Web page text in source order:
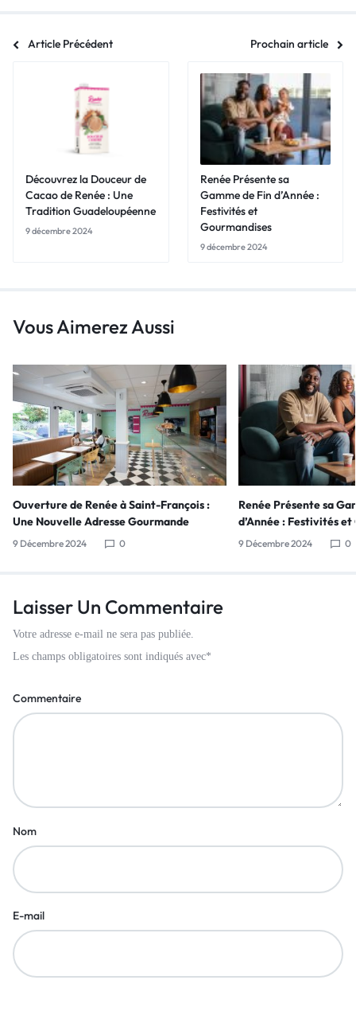
Article Précédent Prochain article
Découvrez la Douceur de
Cacao de Renée : Une
Tradition Guadeloupéenne
9 décembre 2024
Renée Présente sa
Gamme de Fin d’Année :
Festivités et
Gourmandises
9 décembre 2024
Vous Aimerez Aussi
Ouverture de Renée à Saint-François :
Une Nouvelle Adresse Gourmande
9 Décembre 2024 0
Renée Présente sa
d’Année : Festivités
9 Décembre 2024 0
Laisser Un Commentaire
Votre adresse e-mail ne sera pas publiée.
Les champs obligatoires sont indiqués avec*
Commentaire
Nom
E-mail